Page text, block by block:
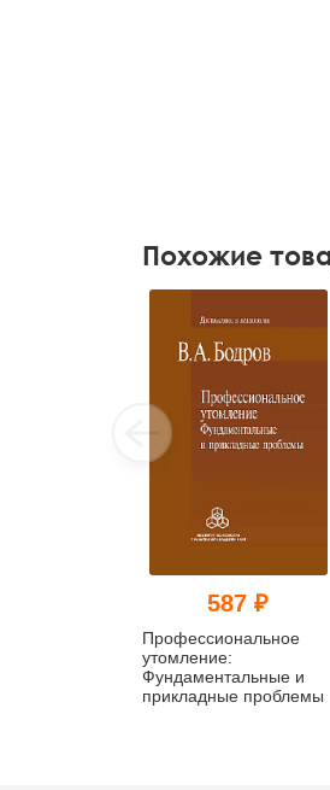
Похожие
587 ₽
Профессиональное
утомление:
Фундаментальные и
прикладные проблемы